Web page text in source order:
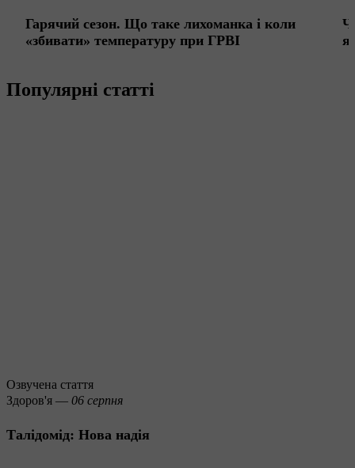
Гарячий сезон. Що таке лихоманка і коли
«збивати» температуру при ГРВІ
Популярні статті
Озвучена стаття
Здоров'я — 06 серпня
Талідомід: Нова надія